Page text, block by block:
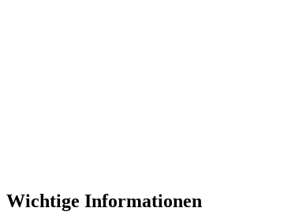
Wichtige Informationen